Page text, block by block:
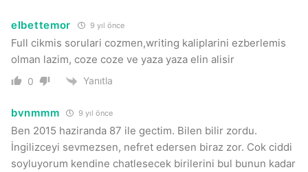
elbettemor 9 yıl önce
Full cikmis sorulari cozmen,writing kaliplarini ezberlemis
olman lazim, coze coze ve yaza yaza elin alisir
0 Yanıtla
bvnmmm 9 yıl önce
Ben 2015 haziranda 87 ile gectim. Bilen bilir zordu.
İngilizceyi sevmezsen, nefret edersen biraz zor. Cok ciddi
soyluyorum kendine chatlesecek birilerini bul bunun kadar